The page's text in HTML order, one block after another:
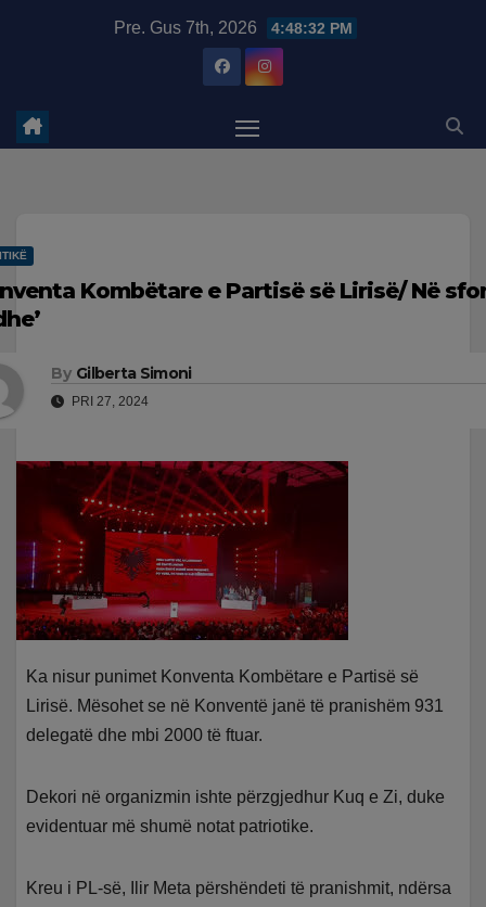
Pre. Gus 7th, 2026 4:48:33 PM
Kombëtare e Partisë së Lirisë/ Në
By Gilberta Simoni
PRI 27, 2024
Ka nisur punimet Konventa Kombëtare e Partisë së
Lirisë. Mësohet se në Konventë janë të pranishëm 931
delegatë dhe mbi 2000 të ftuar.
Dekori në organizmin ishte përzgjedhur Kuq e Zi, duke
evidentuar më shumë notat patriotike.
Kreu i PL-së, Ilir Meta përshëndeti të pranishmit, ndërsa